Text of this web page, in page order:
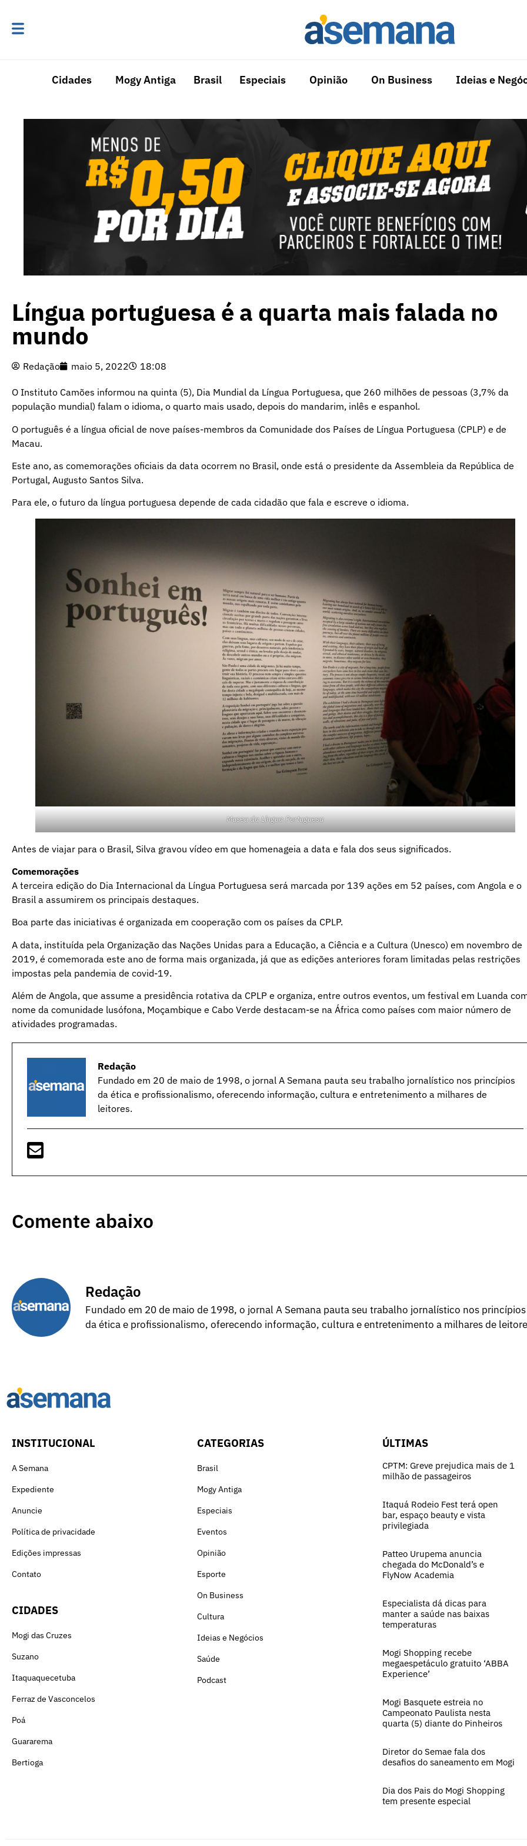
Cidades Mogy Antiga Brasil Especiais Opinião On Business Ideias e
Língua portuguesa é a quarta mais falada no
mundo
Redação maio 5, 2022 18:08
O Instituto Camões informou na quinta (5), Dia Mundial da Língua Portuguesa, que 260 milhões de pessoas (3,7% da
população mundial) falam o idioma, o quarto mais usado, depois do mandarim, inlês e espanhol.
O português é a língua oficial de nove países-membros da Comunidade dos Países de Língua Portuguesa (CPLP) e de
Macau.
Este ano, as comemorações oficiais da data ocorrem no Brasil, onde está o presidente da Assembleia da República de
Portugal, Augusto Santos Silva.
Para ele, o futuro da língua portuguesa depende de cada cidadão que fala e escreve o idioma.
Museu da Língua Portuguesa
Antes de viajar para o Brasil, Silva gravou vídeo em que homenageia a data e fala dos seus significados.
Comemorações
A terceira edição do Dia Internacional da Língua Portuguesa será marcada por 139 ações em 52 países, com Angola e o
Brasil a assumirem os principais destaques.
Boa parte das iniciativas é organizada em cooperação com os países da CPLP.
A data, instituída pela Organização das Nações Unidas para a Educação, a Ciência e a Cultura (Unesco) em novembro de
2019, é comemorada este ano de forma mais organizada, já que as edições anteriores foram limitadas pelas restrições
impostas pela pandemia de covid-19.
Além de Angola, que assume a presidência rotativa da CPLP e organiza, entre outros eventos, um festival em Luanda
nome da comunidade lusófona, Moçambique e Cabo Verde destacam-se na África como países com maior número de
atividades programadas.
Redação
Fundado em 20 de maio de 1998, o jornal A Semana pauta seu trabalho jornalístico nos princípios
da ética e profissionalismo, oferecendo informação, cultura e entretenimento a milhares de
leitores.
Comente abaixo
Redação
Fundado em 20 de maio de 1998, o jornal A Semana pauta seu trabalho jornalístico nos princípios
da ética e profissionalismo, oferecendo informação, cultura e entretenimento a milhares de
INSTITUCIONAL
A Semana
Expediente
Anuncie
Política de privacidade
Edições impressas
Contato
CIDADES
Mogi das Cruzes
Suzano
Itaquaquecetuba
Ferraz de Vasconcelos
Poá
Guararema
Bertioga
CATEGORIAS
Brasil
Mogy Antiga
Especiais
Eventos
Opinião
Esporte
On Business
Cultura
Ideias e Negócios
Saúde
Podcast
ÚLTIMAS
CPTM: Greve prejudica mais de 1
milhão de passageiros
Itaquá Rodeio Fest terá open
bar, espaço beauty e vista
privilegiada
Patteo Urupema anuncia
chegada do McDonald’s e
FlyNow Academia
Especialista dá dicas para
manter a saúde nas baixas
temperaturas
Mogi Shopping recebe
megaespetáculo gratuito ‘ABBA
Experience’
Mogi Basquete estreia no
Campeonato Paulista nesta
quarta (5) diante do Pinheiros
Diretor do Semae fala dos
desafios do saneamento em Mogi
Dia dos Pais do Mogi Shopping
tem presente especial